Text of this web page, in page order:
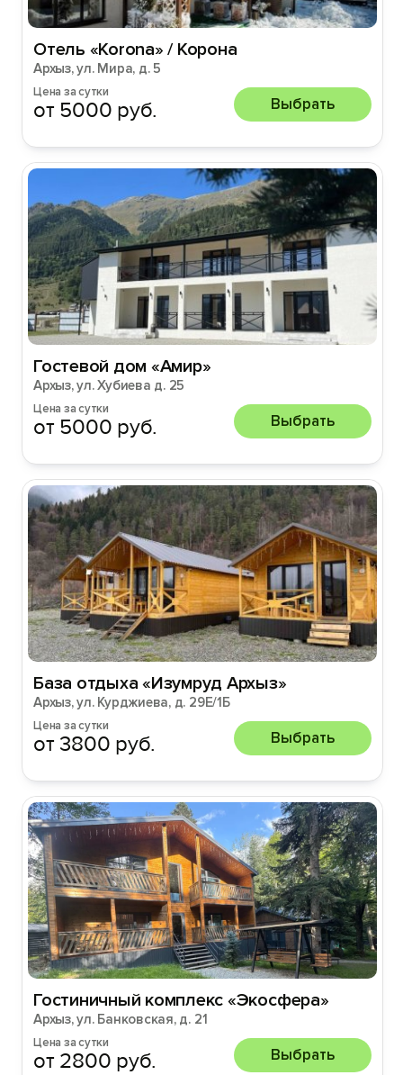
Отель «Korona» / Корона
Архыз, ул. Мира, д. 5
Цена за сутки
от 5000 руб. Выбрать
Гостевой дом «Амир»
Архыз, ул. Хубиева д. 25
Цена за сутки
от 5000 руб. Выбрать
База отдыха «Изумруд Архыз»
Архыз, ул. Курджиева, д. 29Е/1Б
Цена за сутки
от 3800 руб. Выбрать
Гостиничный комплекс «Экосфера»
Архыз, ул. Банковская, д. 21
Цена за сутки
от 2800 руб. Выбрать